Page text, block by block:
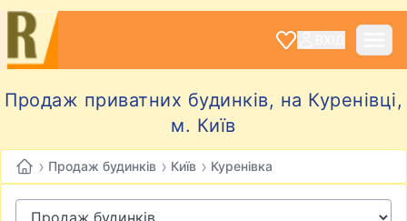
Продаж приватних будинків, на Куренівці,
м. Київ
› Продаж будинків › Київ › Куренівка